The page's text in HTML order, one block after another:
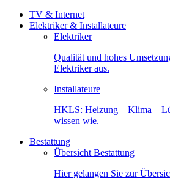
TV & Internet
Elektriker & Installateure
Elektriker
Qualität und hohes
Elektriker aus.
Installateure
HKLS: Heizung – Klima –
wissen wie.
Bestattung
Übersicht Bestattung
Hier gelangen Sie zur